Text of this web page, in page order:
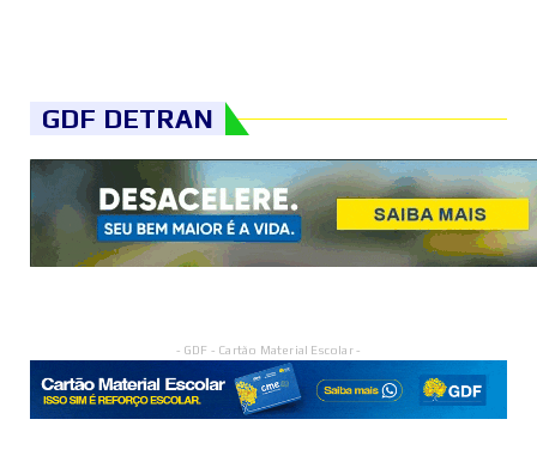
GDF DETRAN
- GDF - Cartão Material Escolar -